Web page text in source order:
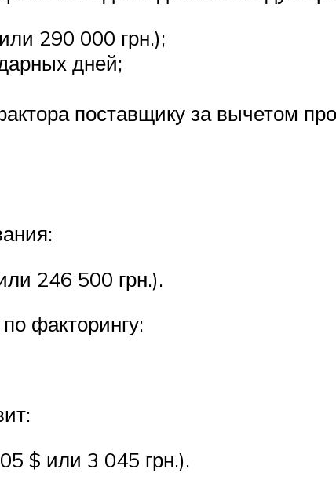
290 000 грн.);
дней;
поставщику за вычетом
246 500 грн.).
факторингу:
$ или 3 045 грн.).